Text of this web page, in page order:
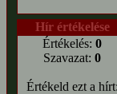
Hír értékelése
Értékelés: 0
Szavazat: 0
Értékeld ezt a hírt: